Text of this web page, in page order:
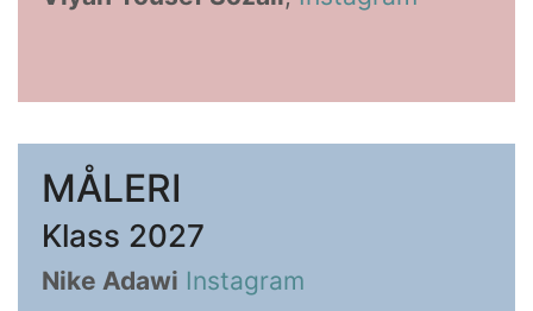
MÅLERI
Klass 2027
Nike Adawi Instagram